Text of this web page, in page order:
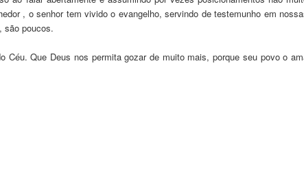
, o senhor tem vivido o evangelho, servindo de testemunho em
são poucos.
Céu. Que Deus nos permita gozar de muito mais, porque seu povo o